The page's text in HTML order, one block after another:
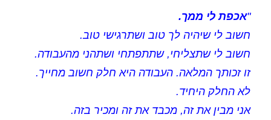
"אכפת לי ממך.
חשוב לי שיהיה לך טוב ושתרגישי טוב.
חשוב לי שתצליחי, שתתפתחי ושתהני מהעבודה.
זו זכותך המלאה. העבודה היא חלק חשוב מחייך.
לא החלק היחיד.
אני מבין את זה, מכבד את זה ומכיר בזה.